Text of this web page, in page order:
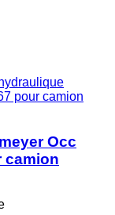
pour camion
Occ
camion